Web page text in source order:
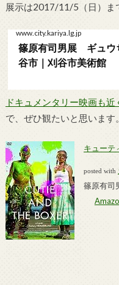
展示は2017/11/5（日）ま
www.city.kariya.lg.jp
篠原有司男展 ギュウ
谷市｜刈谷市美術館
ドキュメンタリー映画も
で、ぜひ観たいと思います。
キューテ
posted with
篠原有司